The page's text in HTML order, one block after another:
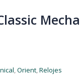
,Orient,Relojes